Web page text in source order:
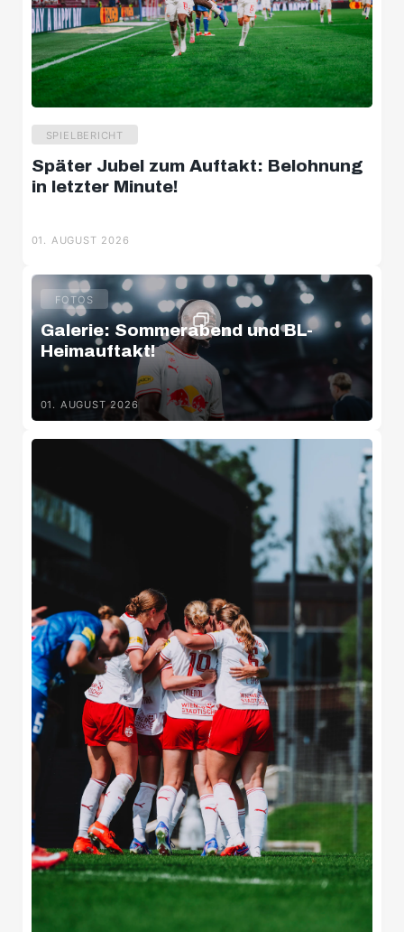
SPIELBERICHT
Später Jubel zum Auftakt: Belohnung
in letzter Minute!
01. AUGUST 2026
FOTOS
Galerie: Sommerabend und BL-
Heimauftakt!
01. AUGUST 2026